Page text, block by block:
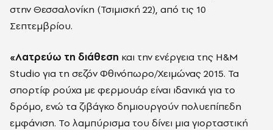
στην Θεσσαλονίκη (Τσιμισκή 22), από τις 10
Σεπτεμβρίου.
«Λατρεύω τη διάθεση και την ενέργεια της H&M
Studio για τη σεζόν Φθινόπωρο/Χειμώνας 2015. Τα
σπορτίφ ρούχα με φερμουάρ είναι ιδανικά για το
δρόμο, ενώ τα ζιβάγκο δημιουργούν πολυεπίπεδη
εμφάνιση. Το λαμπύρισμα του δίνει μια γιορταστική